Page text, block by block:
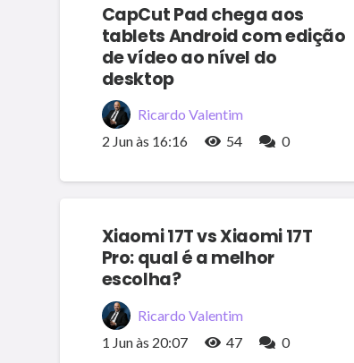
CapCut Pad chega aos
tablets Android com edição
de vídeo ao nível do
desktop
Ricardo Valentim
2 Jun às 16:16
54 0
Xiaomi 17T vs Xiaomi 17T
Pro: qual é a melhor
escolha?
Ricardo Valentim
1 Jun às 20:07
47 0